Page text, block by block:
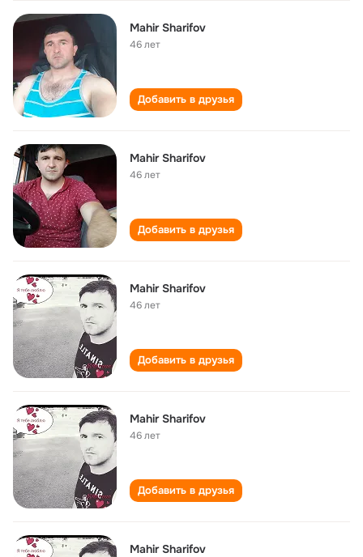
Mahir Sharifov
46 лет
Добавить в друзья
Mahir Sharifov
46 лет
Добавить в друзья
Mahir Sharifov
46 лет
Добавить в друзья
Mahir Sharifov
46 лет
Добавить в друзья
Mahir Sharifov